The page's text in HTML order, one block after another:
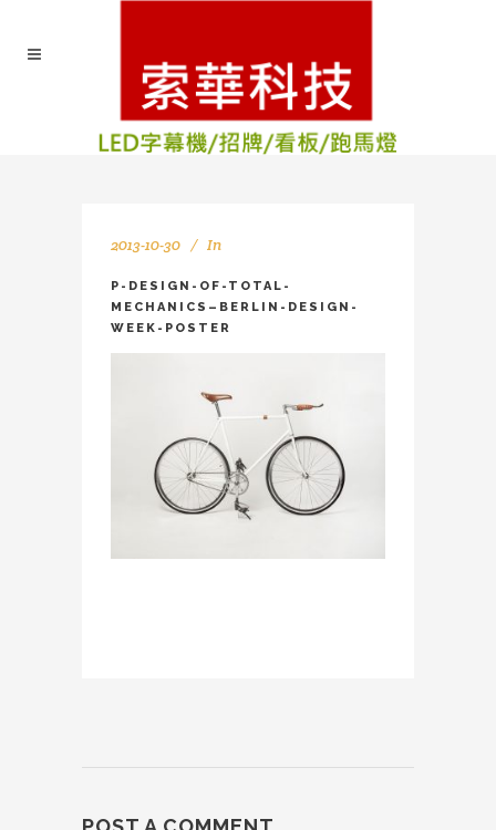
2013-10-30 In
P-DESIGN-OF-TOTAL-
MECHANICS–BERLIN-DESIGN-
WEEK-POSTER